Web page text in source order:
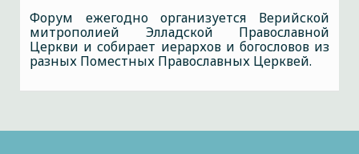
Форум ежегодно организуется Верийской
митрополией Элладской Православной
Церкви и собирает иерархов и богословов из
разных Поместных Православных Церквей.